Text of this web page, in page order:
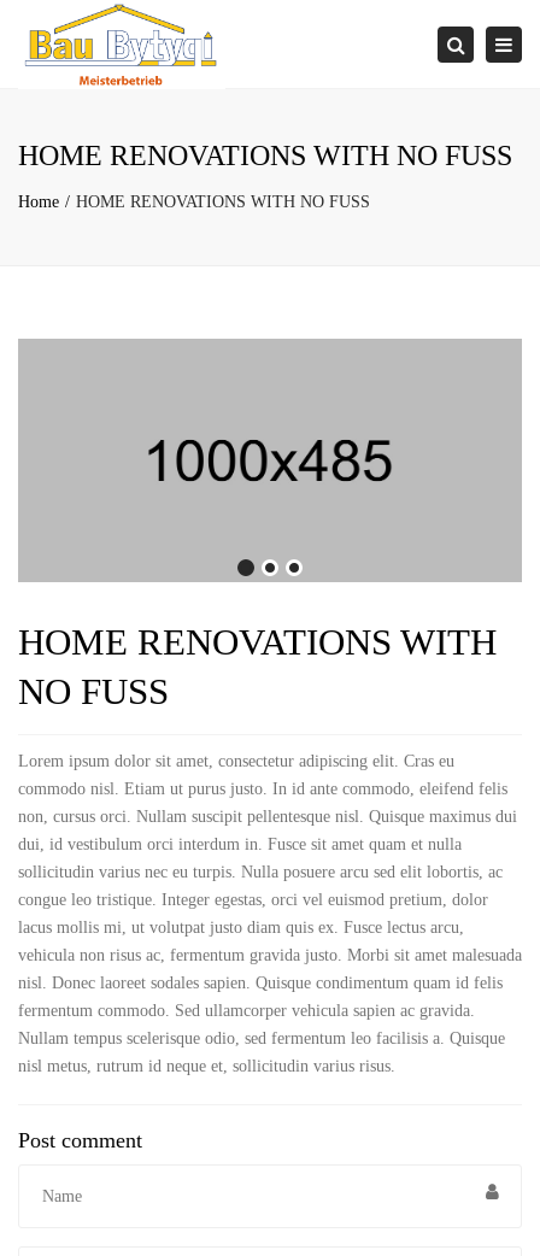
Search
HOME RENOVATIONS WITH NO FUSS
Home HOME RENOVATIONS WITH NO FUSS
HOME RENOVATIONS WITH
NO FUSS
Lorem ipsum dolor sit amet, consectetur adipiscing elit. Cras eu
commodo nisl. Etiam ut purus justo. In id ante commodo, eleifend felis
non, cursus orci. Nullam suscipit pellentesque nisl. Quisque maximus dui
dui, id vestibulum orci interdum in. Fusce sit amet quam et nulla
sollicitudin varius nec eu turpis. Nulla posuere arcu sed elit lobortis, ac
congue leo tristique. Integer egestas, orci vel euismod pretium, dolor
lacus mollis mi, ut volutpat justo diam quis ex. Fusce lectus arcu,
vehicula non risus ac, fermentum gravida justo. Morbi sit amet malesuada
nisl. Donec laoreet sodales sapien. Quisque condimentum quam id felis
fermentum commodo. Sed ullamcorper vehicula sapien ac gravida.
Nullam tempus scelerisque odio, sed fermentum leo facilisis a. Quisque
nisl metus, rutrum id neque et, sollicitudin varius risus.
Post comment